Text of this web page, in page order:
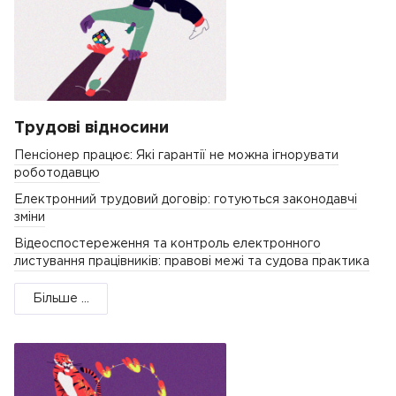
Трудові відносини
Пенсіонер працює: Які гарантії не можна ігнорувати
роботодавцю
Електронний трудовий договір: готуються законодавчі
зміни
Відеоспостереження та контроль електронного
листування працівників: правові межі та судова практика
Більше ...